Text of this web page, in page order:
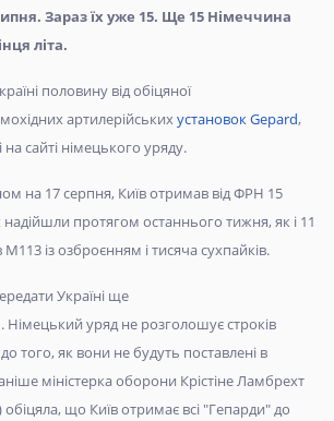
Зараз їх уже 15. Ще 15 Німеччина
літа.
половину від обіцяної
артилерійськихустановок Gepard,
на сайті німецького уряду.
на 17 серпня, Київ отримав від ФРН 15
надійшли протягом останнього тижня, як і 11
із озброєнням і тисяча сухпайків.
Україні ще
Німецький уряд не розголошує строків
того, як вони не будуть поставлені в
міністерка оборони Крістіне Ламбрехт
що Київ отримає всі "Гепарди" до